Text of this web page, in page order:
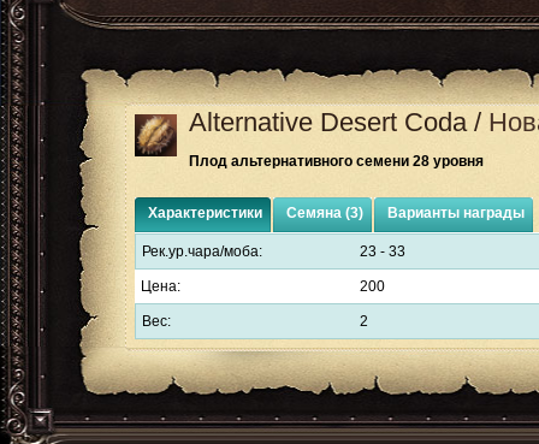
Alternative Desert Coda/
Плод альтернативного семени 28 уровня
Характеристики Семяна (3) Варианты награды
Рек.ур.чара/моба: 23 - 33
Цена: 200
Вес: 2